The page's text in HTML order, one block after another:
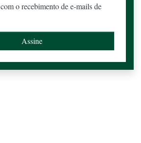
o recebimento de e-mails de